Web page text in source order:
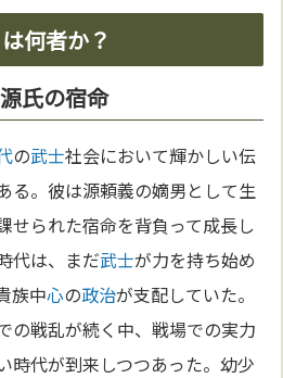
何者か？
氏の宿命
の武士社会において輝かしい伝
る。彼は源頼義の嫡男として生
せられた宿命を背負って成長し
代は、まだ武士が力を持ち始め
族中心の政治が支配していた。
の戦乱が続く中、戦場での実力
時代が到来しつつあった。幼少